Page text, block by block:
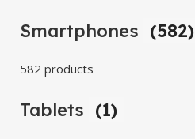
Smartphones (582)
582 products
Tablets (1)